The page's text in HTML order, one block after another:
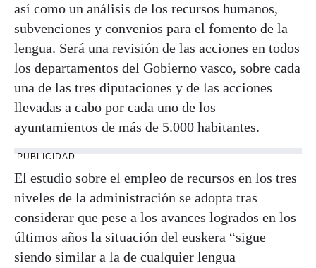
así como un análisis de los recursos humanos,
subvenciones y convenios para el fomento de la
lengua. Será una revisión de las acciones en todos
los departamentos del Gobierno vasco, sobre cada
una de las tres diputaciones y de las acciones
llevadas a cabo por cada uno de los
ayuntamientos de más de 5.000 habitantes.
PUBLICIDAD
El estudio sobre el empleo de recursos en los tres
niveles de la administración se adopta tras
considerar que pese a los avances logrados en los
últimos años la situación del euskera “sigue
siendo similar a la de cualquier lengua